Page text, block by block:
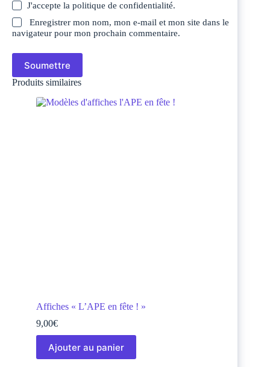
J'accepte lapolitique de confidentialité.
Enregistrer mon nom, mon e-mail et mon site dans le
navigateur pour mon prochain commentaire.
Soumettre
Produits similaires
Affiches « L’APE en fête ! »
9,00€
Ajouter au panier